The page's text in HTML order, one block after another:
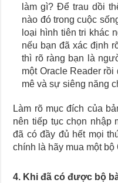
làm gì? Để trau dồi
nào đó trong cuộc
loại hình tiên tri khác
nếu bạn đã xác định
thì rõ ràng bạn là
một Oracle Reader rồi
mê và sự siêng năng
Làm rõ mục đích của
nên tiếp tục chọn nhập
đã có đầy đủ hết mọi
chính là hãy mua một
4. Khi đã có được bộ